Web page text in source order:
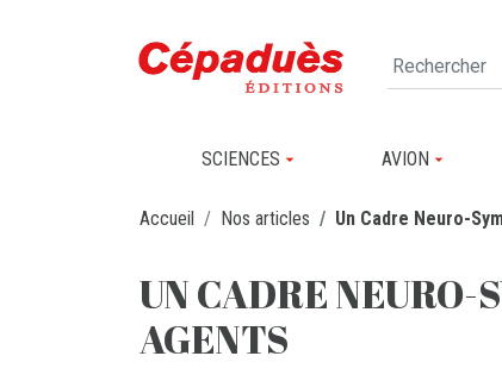
SCIENCES AVION
Accueil Nos articles Un Cadre Neuro-
UN CADRE NEURO-
AGENTS